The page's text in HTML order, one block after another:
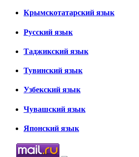
Крымскотатарский язык
Русский язык
Таджикский язык
Тувинский язык
Узбекский язык
Чувашский язык
Японский язык